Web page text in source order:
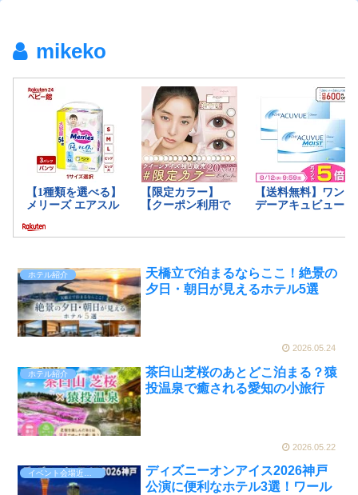
mikeko
ホテル紹介
天橋立で泊まるならここ！絶景の
夕日・朝日が見えるホテル5選
2026.05.24
ホテル紹介
茶臼山芝桜のあとどこ泊まる？猿
投温泉で癒される愛知の小旅行
2026.05.22
ディズニーオンアイス2026神戸
公演に便利なホテル3選！ワール